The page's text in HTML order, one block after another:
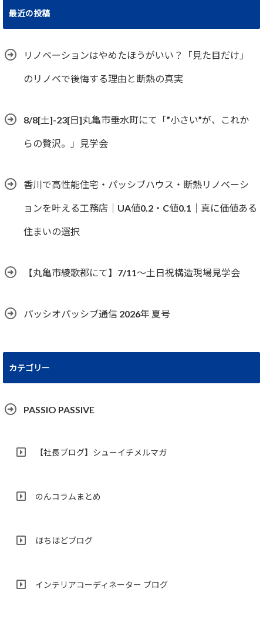
最近の投稿
リノベーションはやめたほうがいい？「見た目だけ」
のリノベで後悔する理由と断熱の真実
8/8[土]-23[日]丸亀市垂水町にて「”小さい”が、これか
らの贅沢。」見学会
香川で高性能住宅・パッシブハウス・断熱リノベーシ
ョンを叶える工務店｜UA値0.2・C値0.1｜真に価値ある
住まいの選択
【丸亀市綾歌郡にて】7/11～土日祝構造現場見学会
パッシオパッシブ通信 2026年 夏号
カテゴリー
PASSIO PASSIVE
【社長ブログ】シューイチメルマガ
のんコラムまとめ
ほちほどブログ
インテリアコーディネーター ブログ